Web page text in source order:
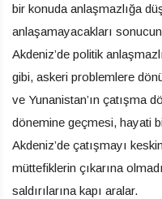
bir konuda anlaşmazlığa
anlaşamayacakları
Akdeniz’de politik
gibi, askeri problemlere
ve Yunanistan’ın çatışma
dönemine geçmesi, hayati
Akdeniz’de çatışmayı
müttefiklerin çıkarına
saldırılarına kapı aralar.